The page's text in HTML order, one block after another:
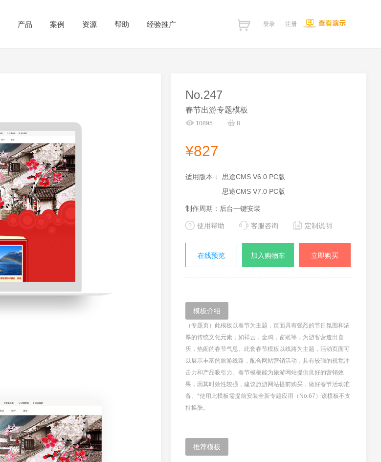
产品 案例 资源 帮助 经验推广 登录 注册
No.247
春节出游专题模板
10895 8
¥827
适用版本：
思途CMS V6.0 PC版
思途CMS V7.0 PC版
制作周期：后台一键安装
使用帮助 客服咨询 定制说明
在线预览 加入购物车 立即购买
模板介绍
（专题页）此模板以春节为主题，页面具有强烈的节日氛围和浓
厚的传统文化元素，如祥云，金鸡，窗雕等，为游客营造出喜
庆，热闹的春节气息。此套春节模板以线路为主题，活动页面可
以展示丰富的旅游线路，配合网站营销活动，具有较强的视觉冲
击力和产品吸引力。春节模板能为旅游网站提供良好的营销效
果，因其时效性较强，建议旅游网站提前购买，做好春节活动准
备。*使用此模板需提前安装全新专题应用（No.67）该模板不支
持换肤。
推荐模板